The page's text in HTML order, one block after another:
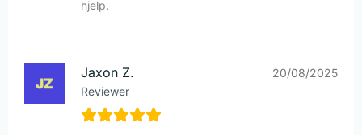
hjelp.
Jaxon Z.
Reviewer
20/08/2025